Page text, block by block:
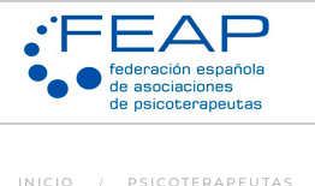
Skip to main content
INICIO PSICOTERAPEUTAS